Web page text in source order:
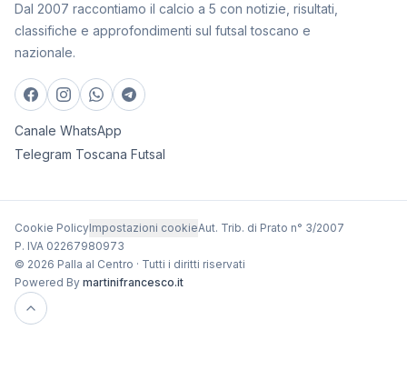
Dal 2007 raccontiamo il calcio a 5 con notizie, risultati,
classifiche e approfondimenti sul futsal toscano e
nazionale.
Canale WhatsApp
Telegram Toscana Futsal
Cookie PolicyImpostazioni cookieAut. Trib. di Prato n° 3/2007
P. IVA 02267980973
© 2026 Palla al Centro · Tutti i diritti riservati
Powered By martinifrancesco.it